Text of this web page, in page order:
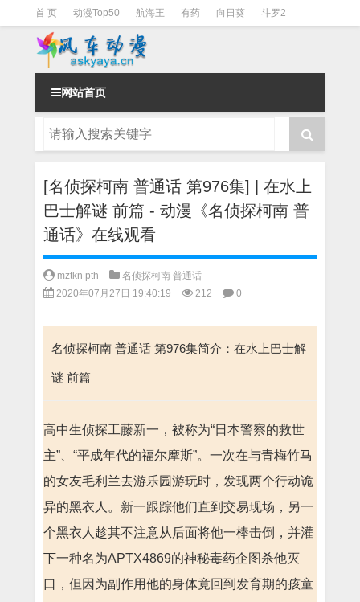
首 页 动漫Top50 航海王 有药 向日葵 斗罗2
斗罗3 火影 一拳超人
网站首页
[名侦探柯南 普通话 第976集] | 在水上
巴士解谜 前篇 - 动漫《名侦探柯南 普
通话》在线观看
mztkn pth
名侦探柯南 普通话
2020年07月27日 19:40:19
212 0
名侦探柯南 普通话 第976集简介：在水上巴士解
谜 前篇
高中生侦探工藤新一，被称为“日本警察的救世
主”、“平成年代的福尔摩斯”。一次在与青梅竹马
的女友毛利兰去游乐园游玩时，发现两个行动诡
异的黑衣人。新一跟踪他们直到交易现场，另一
个黑衣人趁其不注意从后面将他一棒击倒，并灌
下一种名为APTX4869的神秘毒药企图杀他灭
口，但因为副作用他的身体竟回到发育期的孩童